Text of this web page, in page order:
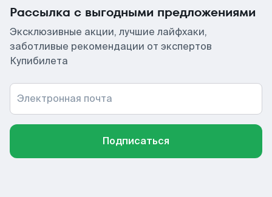
Рассылка с выгодными предложениями
Эксклюзивные акции, лучшие лайфхаки,
заботливые рекомендации от экспертов
Купибилета
Электронная почта
Подписаться